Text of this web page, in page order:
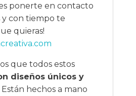
ponerte en contacto
con tiempo te
quieras!
que todos estos
diseños únicos y
Están hechos a mano